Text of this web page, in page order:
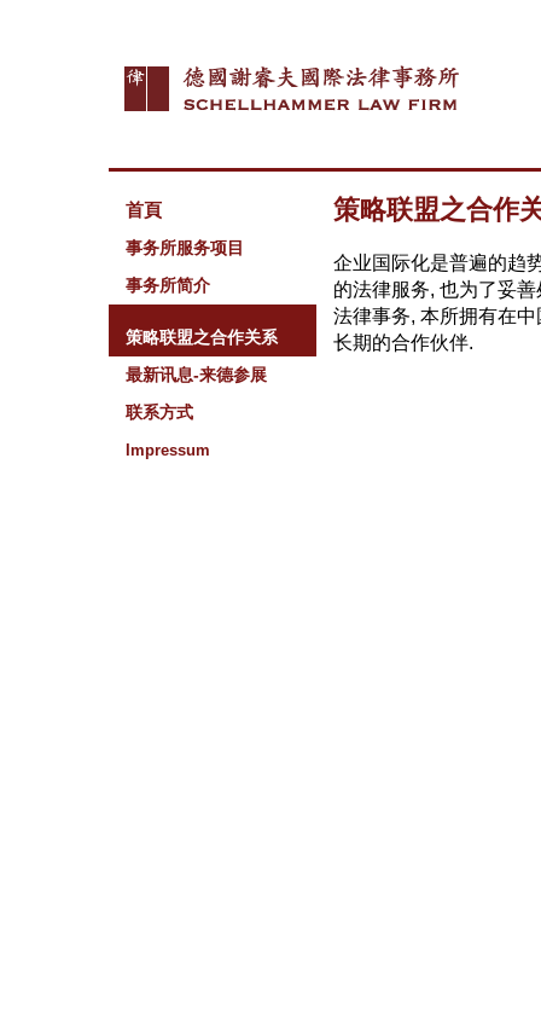
首頁
事务所服务项目
事务所简介
策略联盟之合作关系
最新讯息-来德参展
联系方式
Impressum
策略联盟之合作
企业国际化是普遍的趋
的法律服务, 也为了妥
法律事务, 本所拥有在
长期的合作伙伴.